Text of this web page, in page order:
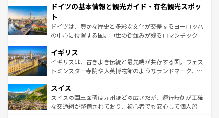
せる。地方によって風土や気候が異なるスペインはその個
ンテンツ一覧 を参照してほしい。
で、幅広い魅力が詰まっている。華麗な宮殿、歴史的な大
聖堂、美しいビーチ、そして豊かな自然が、訪れる者を心
から魅了する。また、フランスは美食の国としても知ら
れ、フランス料理はユネスコ無形文化遺産にも登録されて
香り高いラベンダー畑など、多彩な楽しみ方が可能だ。さ
らに、パリ以外の地域にも魅力が溢れており、どの街角に
も豊かな歴史と文化が息づいている。パリ以外の個性あふ
を参照してほしい。
ドイツの基本情報と観光ガイド・有名観光スポッ
ト
ドイツは、豊かな歴史と多彩な文化が交差するヨーロッパ
の中心に位置する国。中世の街並みが残るロマンチック街
顔を持つこの国は、どこを歩いても飽きることがない。ベ
ルリンの文化的活気、バイエルン州のアルプスの絶景、そ
してライン川沿いのワイン畑といった風景は必見。ビール
は、お酒好きな人にはぜひ体験してほしい。 なお、新着の
ドイツ情報はコンテンツ一覧を参照してほしい。
イギリス
イギリスは、古きよき伝統と最先端が共存する国。ウェス
トミンスター寺院や大英博物館のようなランドマーク、歴
リアごとに異なる魅力がある。また、優雅なアフタヌーン
ティー、ビール好きにはたまらない英国パブ、サッカー観
戦など、本場だからこそできる体験も豊富。イギリスを旅
スイス
スイスの国土面積は九州ほどの広さだが、運行時刻が正確
な交通網が整備されており、初心者でも安心して個人旅行